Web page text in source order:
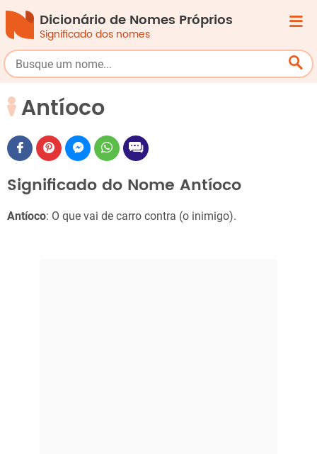
Dicionário de Nomes Próprios
Significado dos nomes
Antíoco
Significado do Nome Antíoco
Antíoco: O que vai de carro contra (o inimigo).